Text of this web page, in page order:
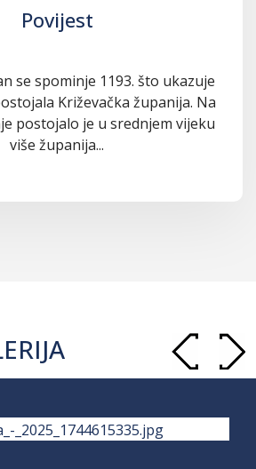
Povijest
se spominje 1193. što ukazuje
Križevačka županija. Na
postojalo je u srednjem vijeku
više županija...